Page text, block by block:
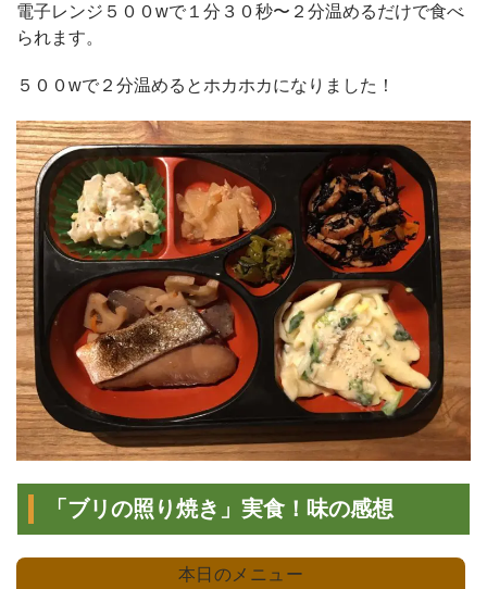
電子レンジ５００wで１分３０秒〜２分温めるだけで食べ
られます。
５００wで２分温めるとホカホカになりました！
「ブリの照り焼き」実食！味の感想
本日のメニュー